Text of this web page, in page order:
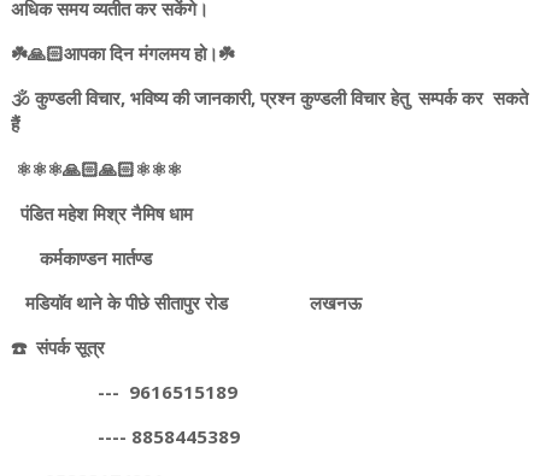
अधिक समय व्यतीत कर सकेंगे।
☘️🙏🏻आपका दिन मंगलमय हो।☘️
🕉️ कुण्डली विचार, भविष्य की जानकारी, प्रश्न कुण्डली विचार हेतु सम्पर्क कर सकते
हैं
⚛️⚛️⚛️🙏🏻🙏🏻⚛️⚛️⚛️
पंडित महेश मिश्र नैमिष धाम
कर्मकाण्डन मार्तण्ड
मडियाॅव थाने के पीछे सीतापुर रोड लखनऊ
☎️ संपर्क सूत्र
--- 9616515189
---- 8858445389